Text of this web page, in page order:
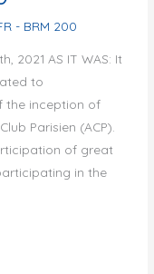
- BRM 200
2021 AS IT WAS: It
to
the inception of
Parisien (ACP).
of great
in the